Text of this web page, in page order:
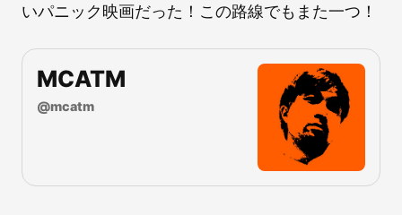
いパニック映画だった！この路線でもまた一つ！
MCATM
@mcatm